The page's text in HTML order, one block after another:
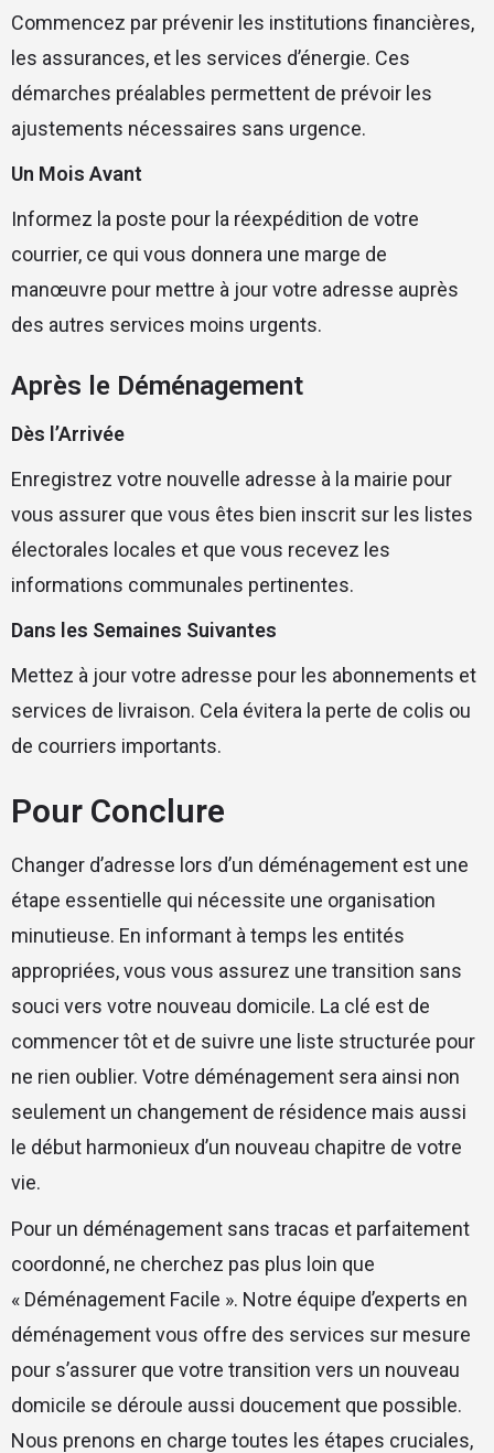
Commencez par prévenir les institutions financières,
les assurances, et les services d’énergie. Ces
démarches préalables permettent de prévoir les
ajustements nécessaires sans urgence.
Un Mois Avant
Informez la poste pour la réexpédition de votre
courrier, ce qui vous donnera une marge de
manœuvre pour mettre à jour votre adresse auprès
des autres services moins urgents.
Après le Déménagement
Dès l’Arrivée
Enregistrez votre nouvelle adresse à la mairie pour
vous assurer que vous êtes bien inscrit sur les listes
électorales locales et que vous recevez les
informations communales pertinentes.
Dans les Semaines Suivantes
Mettez à jour votre adresse pour les abonnements et
services de livraison. Cela évitera la perte de colis ou
de courriers importants.
Pour Conclure
Changer d’adresse lors d’un déménagement est une
étape essentielle qui nécessite une organisation
minutieuse. En informant à temps les entités
appropriées, vous vous assurez une transition sans
souci vers votre nouveau domicile. La clé est de
commencer tôt et de suivre une liste structurée pour
ne rien oublier. Votre déménagement sera ainsi non
seulement un changement de résidence mais aussi
le début harmonieux d’un nouveau chapitre de votre
vie.
Pour un déménagement sans tracas et parfaitement
coordonné, ne cherchez pas plus loin que
« Déménagement Facile ». Notre équipe d’experts en
déménagement vous offre des services sur mesure
pour s’assurer que votre transition vers un nouveau
domicile se déroule aussi doucement que possible.
Nous prenons en charge toutes les étapes cruciales,